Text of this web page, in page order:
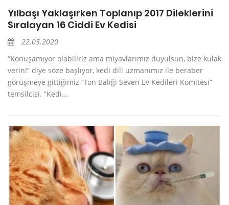
Yılbaşı Yaklaşırken Toplanıp 2017 Dileklerini
Sıralayan 16 Ciddi Ev Kedisi
22.05.2020
“Konuşamıyor olabiliriz ama miyavlarımız duyulsun, bize kulak
verin!” diye söze başlıyor, kedi dili uzmanımız ile beraber
görüşmeye gittiğimiz “Ton Balığı Seven Ev Kedileri Komitesi”
temsilcisi. “Kedi...